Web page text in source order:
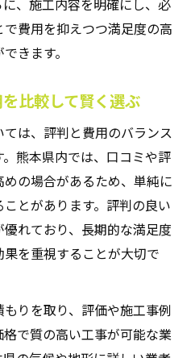
、施工内容を明確にし、必
費用を抑えつつ満足度の高
きます。
比較して賢く選ぶ
は、評判と費用のバランス
熊本県内では、口コミや評
の場合があるため、単純に
とがあります。評判の良い
れており、長期的な満足度
を重視することが大切で
りを取り、評価や施工事例
で質の高い工事が可能な業